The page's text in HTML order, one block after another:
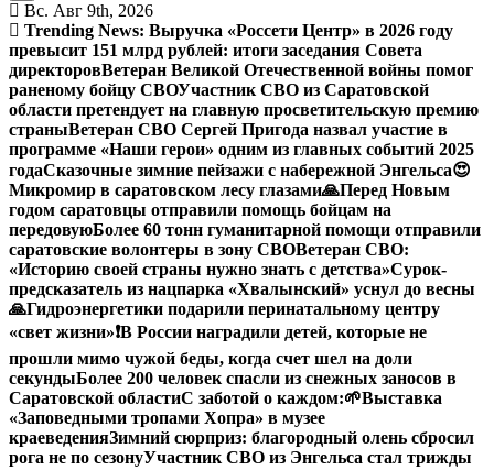
Вс. Авг 9th, 2026
Trending News: Выручка «Россети Центр» в 2026 году
превысит 151 млрд рублей: итоги заседания Совета
директоровВетеран Великой Отечественной войны помог
раненому бойцу СВОУчастник СВО из Саратовской
области претендует на главную просветительскую премию
страныВетеран СВО Сергей Пригода назвал участие в
программе «Наши герои» одним из главных событий 2025
годаСказочные зимние пейзажи с набережной Энгельса😍
Микромир в саратовском лесу глазами🙏Перед Новым
годом саратовцы отправили помощь бойцам на
передовуюБолее 60 тонн гуманитарной помощи отправили
саратовские волонтеры в зону СВОВетеран СВО:
«Историю своей страны нужно знать с детства»Сурок-
предсказатель из нацпарка «Хвалынский» уснул до весны
🙏Гидроэнергетики подарили перинатальному центру
«свет жизни»❗️В России наградили детей, которые не
прошли мимо чужой беды, когда счет шел на доли
секундыБолее 200 человек спасли из снежных заносов в
Саратовской областиС заботой о каждом:🌱Выставка
«Заповедными тропами Хопра» в музее
краеведенияЗимний сюрприз: благородный олень сбросил
рога не по сезонуУчастник СВО из Энгельса стал трижды